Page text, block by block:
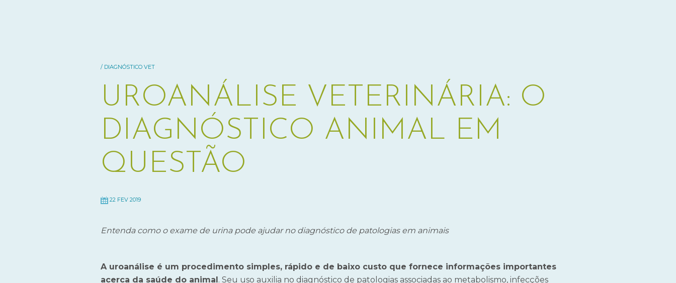
/ DIAGNÓSTICO VET
UROANÁLISE VETERINÁRIA: O
DIAGNÓSTICO ANIMAL EM
QUESTÃO
22 FEV 2019
Entenda como o exame de urina pode ajudar no diagnóstico de patologias em animais
A uroanálise é um procedimento simples, rápido e de baixo custo que fornece informações importantes
acerca da saúde do animal. Seu uso auxilia no diagnóstico de patologias associadas ao metabolismo, infecções